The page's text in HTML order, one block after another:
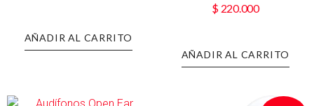
AÑADIR AL CARRITO
$ 220.000
AÑADIR AL CARRITO